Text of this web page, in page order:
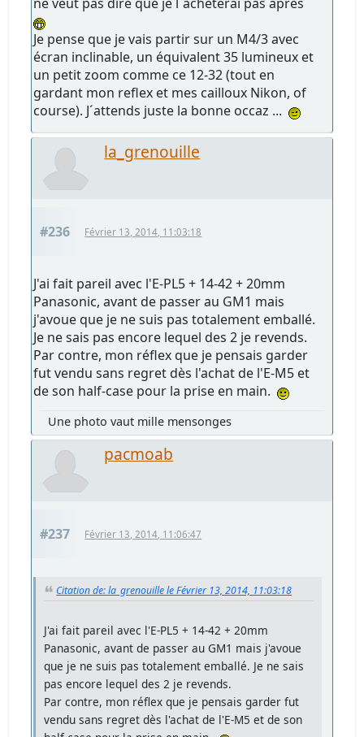
Je pense que je vais partir sur un M4/3 avec
écran inclinable, un équivalent 35 lumineux et
un petit zoom comme ce 12-32 (tout en
gardant mon reflex et mes cailloux Nikon, of
course). J´attends juste la bonne occaz ...
la_grenouille
#236 Février 13, 2014, 11:03:18
J'ai fait pareil avec l'E-PL5 + 14-42 + 20mm
Panasonic, avant de passer au GM1 mais
j'avoue que je ne suis pas totalement emballé.
Je ne sais pas encore lequel des 2 je revends.
Par contre, mon réflex que je pensais garder
fut vendu sans regret dès l'achat de l'E-M5 et
de son half-case pour la prise en main.
Une photo vaut mille mensonges
pacmoab
#237 Février 13, 2014, 11:06:47
Citation de: la_grenouille le Février 13, 2014, 11:03:18
J'ai fait pareil avec l'E-PL5 + 14-42 + 20mm
Panasonic, avant de passer au GM1 mais j'avoue
que je ne suis pas totalement emballé. Je ne sais
pas encore lequel des 2 je revends.
Par contre, mon réflex que je pensais garder fut
vendu sans regret dès l'achat de l'E-M5 et de son